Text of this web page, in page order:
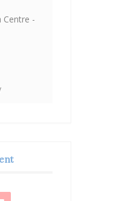
Centre -